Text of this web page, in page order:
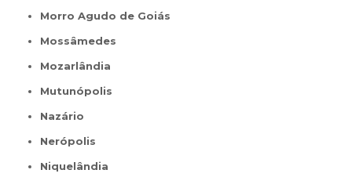
Morro Agudo de Goiás
Mossâmedes
Mozarlândia
Mutunópolis
Nazário
Nerópolis
Niquelândia